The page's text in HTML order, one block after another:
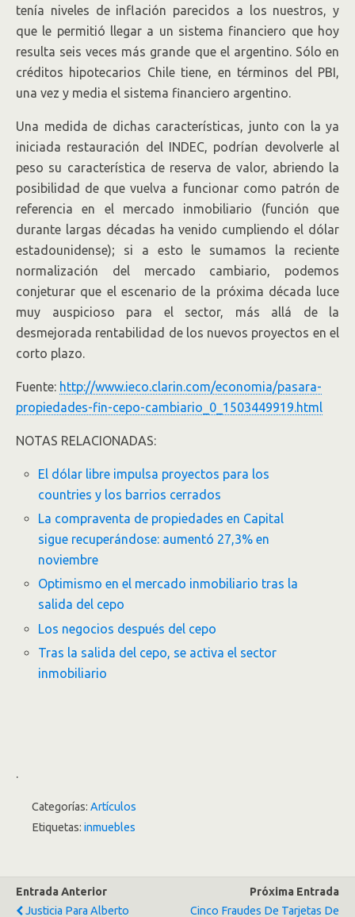
tenía niveles de inflación parecidos a los nuestros, y
que le permitió llegar a un sistema financiero que hoy
resulta seis veces más grande que el argentino. Sólo en
créditos hipotecarios Chile tiene, en términos del PBI,
una vez y media el sistema financiero argentino.
Una medida de dichas características, junto con la ya
iniciada restauración del INDEC, podrían devolverle al
peso su característica de reserva de valor, abriendo la
posibilidad de que vuelva a funcionar como patrón de
referencia en el mercado inmobiliario (función que
durante largas décadas ha venido cumpliendo el dólar
estadounidense); si a esto le sumamos la reciente
normalización del mercado cambiario, podemos
conjeturar que el escenario de la próxima década luce
muy auspicioso para el sector, más allá de la
desmejorada rentabilidad de los nuevos proyectos en el
corto plazo.
Fuente: http://www.ieco.clarin.com/economia/pasara-
propiedades-fin-cepo-cambiario_0_1503449919.html
NOTAS RELACIONADAS:
El dólar libre impulsa proyectos para los
countries y los barrios cerrados
La compraventa de propiedades en Capital
sigue recuperándose: aumentó 27,3% en
noviembre
Optimismo en el mercado inmobiliario tras la
salida del cepo
Los negocios después del cepo
Tras la salida del cepo, se activa el sector
inmobiliario
.
Categorías: Artículos
Etiquetas: inmuebles
Entrada Anterior
Justicia Para Alberto
Próxima Entrada
Cinco Fraudes De Tarjetas De